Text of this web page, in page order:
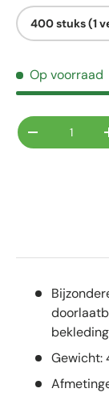
400 stuks (1
Op voorraad
Aantal
Verlaag de
Gewicht: